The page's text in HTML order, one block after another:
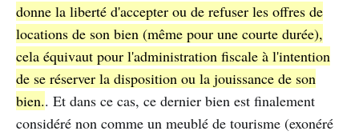
donne la liberté d'accepter ou de refuser les offres de
locations de son bien (même pour une courte durée),
cela équivaut pour l'administration fiscale à l'intention
de se réserver la disposition ou la jouissance de son
bien.. Et dans ce cas, ce dernier bien est finalement
considéré non comme un meublé de tourisme (exonéré